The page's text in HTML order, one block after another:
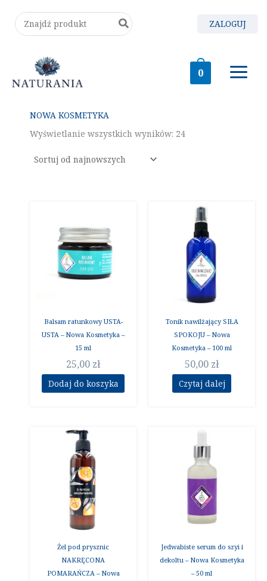
Przejdź
treści
Search
for:
ZALOGUJ
0
NOWA KOSMETYKA
Wyświetlanie wszystkich wyników: 24
najnowszych
Balsam ratunkowy USTA-
USTA – Nowa Kosmetyka –
15 ml
25,00 zł
Dodaj do koszyka
Tonik nawilżający SIŁA
SPOKOJU – Nowa
Kosmetyka – 100 ml
50,00 zł
Czytaj dalej
Żel pod prysznic
NAKRĘCONA
POMARAŃCZA – Nowa
Jedwabiste serum do szyi i
dekoltu – Nowa Kosmetyka
– 50 ml